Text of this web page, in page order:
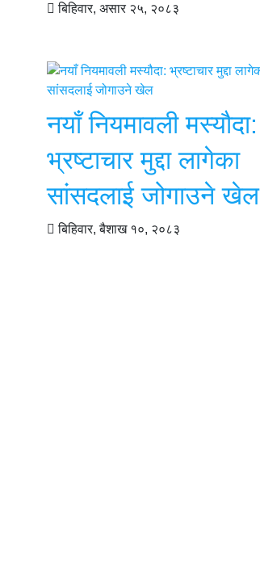
बिहिवार, असार २५, २०८३
नयाँ नियमावली मस्यौदा:
भ्रष्टाचार मुद्दा लागेका
सांसदलाई जोगाउने खेल
बिहिवार, बैशाख १०, २०८३